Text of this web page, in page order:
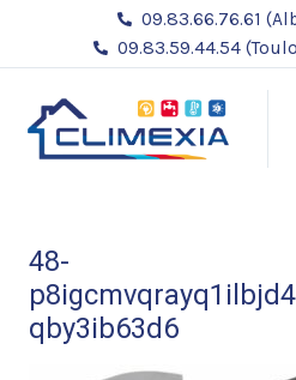
contenu
09.83.66.76.61
09.83.59.44.54
48-
qby3ib63d6
articles